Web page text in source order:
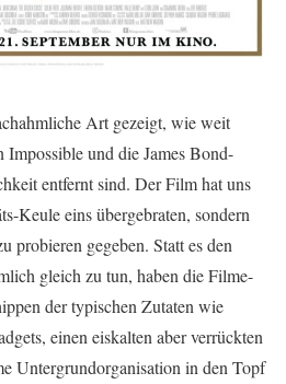
Art gezeigt, wie weit
und die James Bond-
entfernt sind. Der Film hat uns
Keule eins übergebraten, sondern
probieren gegeben. Statt es den
gleich zu tun, haben die Filme-
der typischen Zutaten wie
einen eiskalten aber verrückten
Untergrundorganisation in den Topf